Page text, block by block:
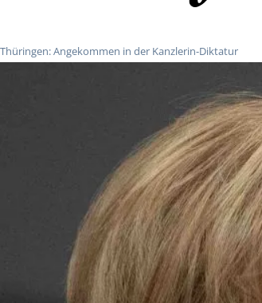
Thüringen: Angekommen in der Kanzlerin-Diktatur